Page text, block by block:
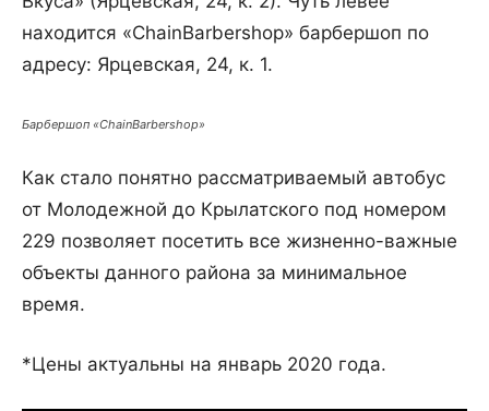
находится «ChainBarbershop» барбершоп по
адресу: Ярцевская, 24, к. 1.
Барбершоп «ChainBarbershop»
Как стало понятно рассматриваемый автобус
от Молодежной до Крылатского под номером
229 позволяет посетить все жизненно-важные
объекты данного района за минимальное
время.
*Цены актуальны на январь 2020 года.